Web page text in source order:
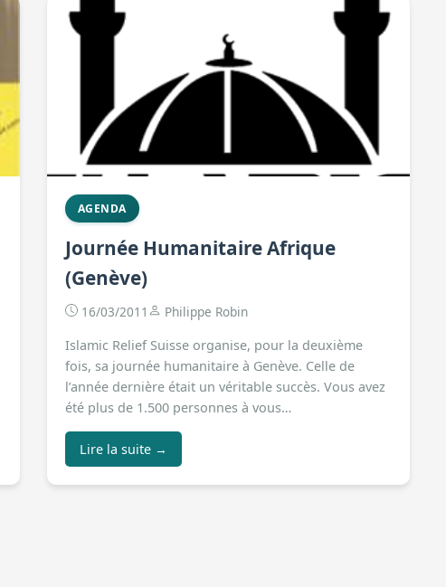
AGENDA
Journée Humanitaire Afrique
(Genève)
16/03/2011
Philippe Robin
Islamic Relief Suisse organise, pour la deuxième
fois, sa journée humanitaire à Genève. Celle de
l’année dernière était un véritable succès. Vous avez
été plus de 1.500 personnes à vous…
Lire la suite →